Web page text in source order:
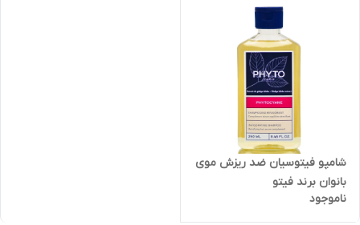
شامپو فیتوسیان ضد ریزش موی
بانوان برند فیتو
ناموجود